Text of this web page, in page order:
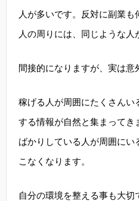
人が多いです。反対に副業
人の周りには、同じような人
間接的になりますが、実は意
稼げる人が周囲にたくさんい
する情報が自然と集まってき
ばかりしている人が周囲にい
こなくなります。
自分の環境を整える事も大切